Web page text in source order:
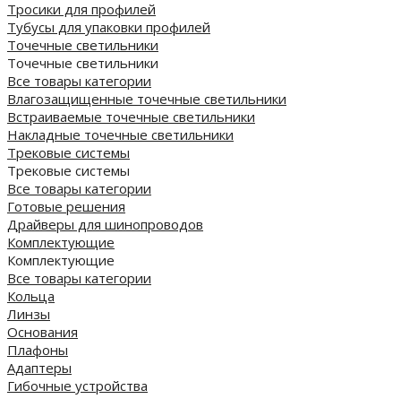
Тросики для профилей
Тубусы для упаковки профилей
Точечные светильники
Точечные светильники
Все товары категории
Влагозащищенные точечные светильники
Встраиваемые точечные светильники
Накладные точечные светильники
Трековые системы
Трековые системы
Все товары категории
Готовые решения
Драйверы для шинопроводов
Комплектующие
Комплектующие
Все товары категории
Кольца
Линзы
Основания
Плафоны
Адаптеры
Гибочные устройства